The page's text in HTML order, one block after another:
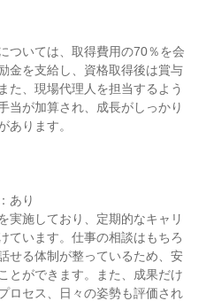
ついては、取得費用の70％を会
金を支給し、資格取得後は賞与
た、現場代理人を担当するよう
当が加算され、成長がしっかり
あり
実施しており、定期的なキャリ
ています。仕事の相談はもちろ
せる体制が整っているため、安
とができます。また、成果だけ
ロセス、日々の姿勢も評価され